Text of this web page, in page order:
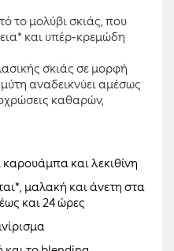
το μολύβι σκιάς, που
και υπέρ-κρεμώδη
σκιάς σε μορφή
αναδεικνύει αμέσως
καθαρών,
καρουάμπα και λεκιθίνη
μαλακή και άνετη στα
και 24 ώρες